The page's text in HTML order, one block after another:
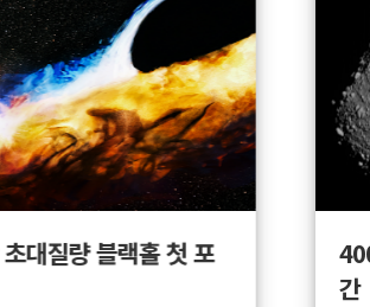
대질량 블랙홀 첫 포
간